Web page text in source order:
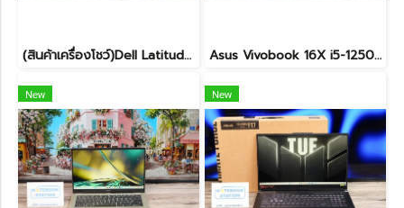
(สินค้าเครื่องโชว์)Dell Latitude 7450 2-in-1 ทัชกรีนหมุนจอได้ Ultra7-155U RAM16 SSD512GB จอ14 FHD+ สเปคสูง ทำงานเก่ง มีไฟใต้คีย์บอร์ด เครื่องสวยบางเบา ประกันศูนย์2029 ลดราคาพิเศษจากปกติ 38,990 .- ลดเหลือ 36,990.- Asus Vivobook 16X i5-12500H RTX4050(8GB) Ram32 ssd512 จอ16นิ้ว WUXGA 120Hz สเปคสูงมีการ์ดจอแยกหน้าจอใหญ่ ขายเพียง 27,900.-
New New